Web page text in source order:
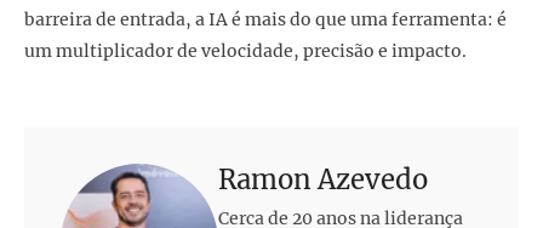
barreira de entrada, a IA é mais do que uma ferramenta: é
um multiplicador de velocidade, precisão e impacto.
Ramon Azevedo
Cerca de 20 anos na liderança